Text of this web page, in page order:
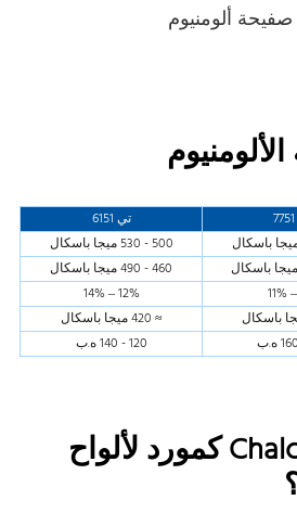
تي 6151
500 - 530 ميجا باسكال
460 - 490 ميجا باسكال
12% – 14%
≈ 420 ميجا باسكال
120 - 140 ه.ب
ما هي مزايا Chalco كمورد لألواح